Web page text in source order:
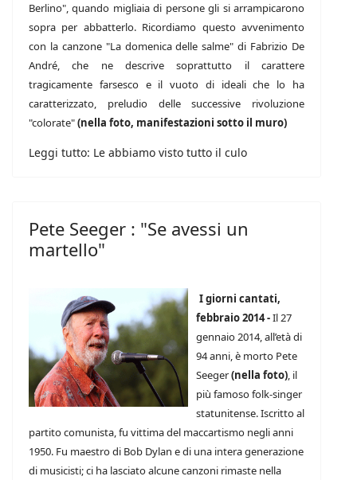
Berlino", quando migliaia di persone gli si arrampicarono
sopra per abbatterlo. Ricordiamo questo avvenimento
con la canzone "La domenica delle salme" di Fabrizio De
André, che ne descrive soprattutto il carattere
tragicamente farsesco e il vuoto di ideali che lo ha
caratterizzato, preludio delle successive rivoluzione
"colorate"(nella foto, manifestazioni sotto il muro)
Leggi tutto: Le abbiamo visto tutto il culo
Pete Seeger : "Se avessi un
martello"
I giorni cantati,
febbraio 2014 -Il 27
gennaio 2014, all’età di
94 anni, è morto Pete
Seeger(nella foto), il
più famoso folk-singer
statunitense. Iscritto al
partito comunista, fu vittima del maccartismo negli anni
1950. Fu maestro di Bob Dylan e di una intera generazione
di musicisti; ci ha lasciato alcune canzoni rimaste nella